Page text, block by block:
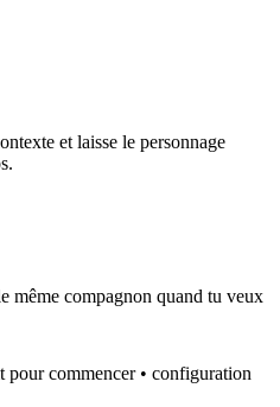
et laisse le personnage
même compagnon quand tu veux
pour commencer • configuration